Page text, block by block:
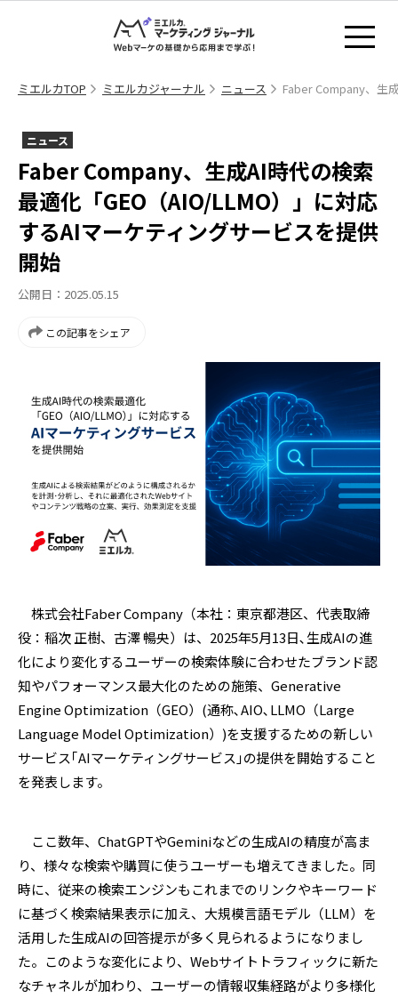
ミエルカTOP ミエルカジャーナル ニュース Faber Company、生
ニュース
Faber Company、生成AI時代の検索
最適化「GEO（AIO/LLMO）」に対応
するAIマーケティングサービスを提供
開始
公開日：2025.05.15
この記事をシェア
株式会社Faber Company （本社：東京都港区、代表取締
役：稲次 正樹、古澤 暢央）は、 2025年5月13日､生成AIの進
化により変化するユーザーの検索体験に合わせたブランド認
知やパフォーマンス最大化のための施策、 Generative
Engine Optimization （GEO） (通称､AIO､LLMO （Large
Language Model Optimization） )を支援するための新しい
サービス｢AIマーケティングサービス｣の提供を開始すること
を発表します。
ここ数年、 ChatGPTやGeminiなどの生成AIの精度が高ま
り、様々な検索や購買に使うユーザーも増えてきました。同
時に、従来の検索エンジンもこれまでのリンクやキーワード
に基づく検索結果表示に加え、大規模言語モデル（LLM）を
活用した生成AIの回答提示が多く見られるようになりまし
た。このような変化により、 Webサイトトラフィックに新た
なチャネルが加わり、ユーザーの情報収集経路がより多様化